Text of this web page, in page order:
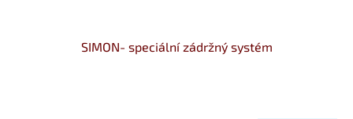
SIMON- speciální zádržný systém